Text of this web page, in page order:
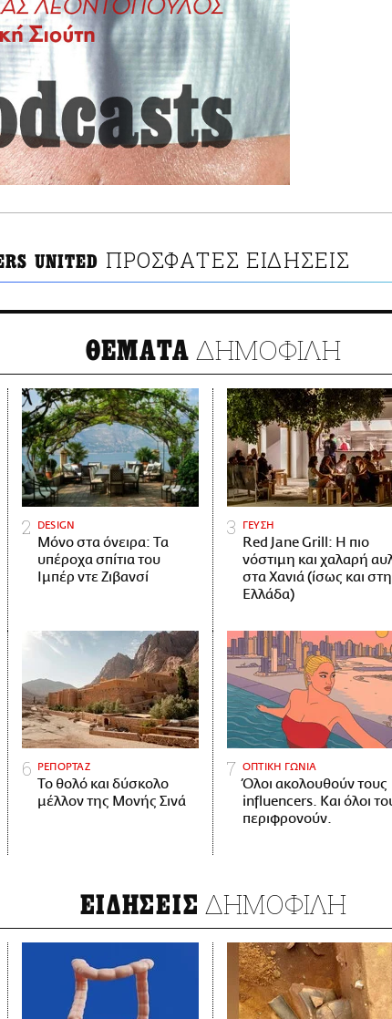
UNITED ΠΡΟΣΦΑΤΕΣ ΕΙΔΗΣΕΙΣ
ΘΕΜΑΤΑ ΔΗΜΟΦΙΛΗ
DESIGN
Μόνο στα όνειρα: Τα
υπέροχα σπίτια του
Ιμπέρ ντε Ζιβανσί
ΓΕΥΣΗ
Red Jane Grill: Η πιο
νόστιμη και χαλαρή
στα Χανιά (ίσως και
Ελλάδα)
ΡΕΠΟΡΤΑΖ
Το θολό και δύσκολο
μέλλον της Μονής Σινά
ΟΠΤΙΚΗ ΓΩΝΙΑ
Όλοι ακολουθούν τους
influencers. Και όλοι
περιφρονούν.
ΕΙΔΗΣΕΙΣ ΔΗΜΟΦΙΛΗ